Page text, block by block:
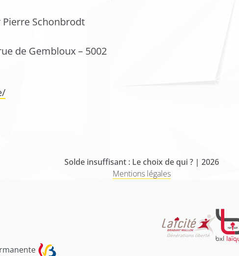
Pierre Schonbrodt
de Gembloux – 5002
Solde insuffisant : Le choix de qui ? | 2026
Mentions légales